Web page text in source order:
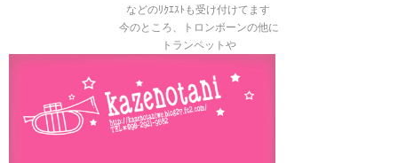
などのﾘｸｴｽﾄも受け付けてます
今のところ、トロンボーンの他に
トランペットや